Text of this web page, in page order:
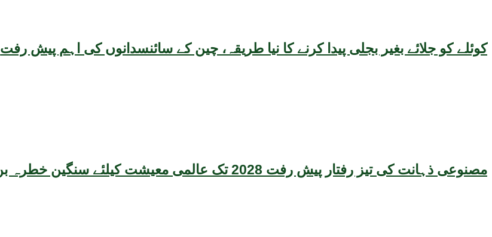
کوئلے کو جلائے بغیر بجلی پیدا کرنے کا نیا طریقہ، چین کے سائنسدانوں کی اہم پیش رفت
مصنوعی ذہانت کی تیز رفتار پیش رفت 2028 تک عالمی معیشت کیلئے سنگین خطرہ بن سکتی ہے، نئی تحقیق کا انتباہ